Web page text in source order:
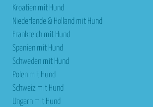
Kroatien mit Hund
Niederlande & Holland mit Hund
Frankreich mit Hund
Spanien mit Hund
Schweden mit Hund
Polen mit Hund
Schweiz mit Hund
Ungarn mit Hund